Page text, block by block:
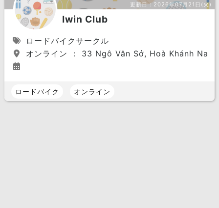
更新日： 2026年07月21日(火)
Iwin Club
ロードバイクサークル
オンライン ： 33 Ngô Văn Sở, Hoà Khánh
ロードバイク オンライン